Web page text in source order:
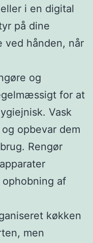
i en digital
på dine
ved hånden, når
og
for at
Vask
opbevar dem
Rengør
af
køkken
men